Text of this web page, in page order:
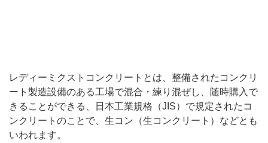
レディーミクストコンクリートとは、整備されたコンクリ
ート製造設備のある工場で混合・練り混ぜし、随時購入で
きることができる、日本工業規格（JIS）で規定されたコ
ンクリートのことで、生コン（生コンクリート）などとも
いわれます。